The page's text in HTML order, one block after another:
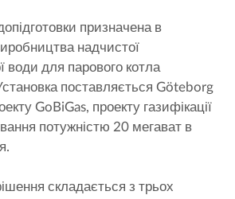
призначена в
надчистої
води для парового котла
поставляється Göteborg
GoBiGas, проекту газифікації
потужністю 20 мегават в
складається з трьох